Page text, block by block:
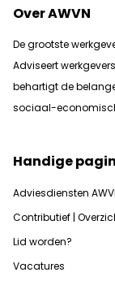
Over AWVN
De grootste
Adviseert
behartigt de
sociaal-
Handige
Adviesdiensten
Contributief |
Lid worden?
Vacatures